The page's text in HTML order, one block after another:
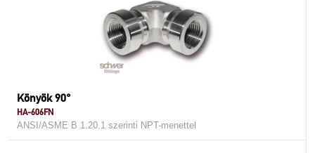
Könyök 90°
HA-606FN
ANSI/ASME B 1.20.1 szerinti NPT-menettel